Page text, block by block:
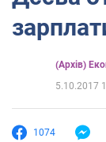
(Архів)
5.10.2017
1074